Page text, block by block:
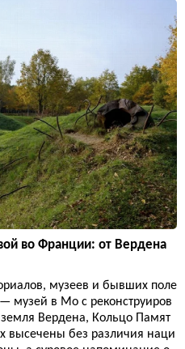
во Франции: от Вердена
музеев и бывших поле
музей в Мо с реконструиров
Вердена, Кольцо Памят
высечены без различия наци